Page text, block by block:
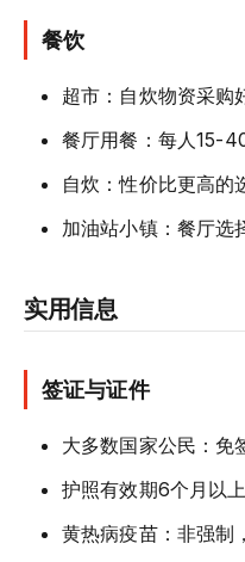
餐饮
超市：自炊物资采购
餐厅用餐：每人15-
自炊：性价比更高的
加油站小镇：餐厅选
实用信息
签证与证件
大多数国家公民：免
护照有效期6个月以上
黄热病疫苗：非强制